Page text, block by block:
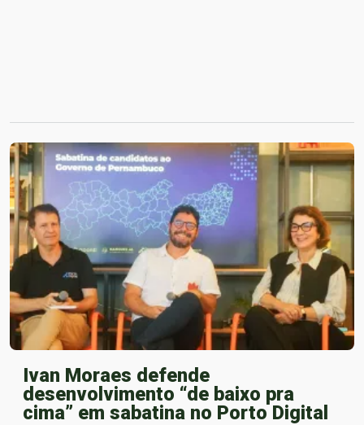
Ivan Moraes defende
desenvolvimento “de baixo pra
cima” em sabatina no Porto Digital